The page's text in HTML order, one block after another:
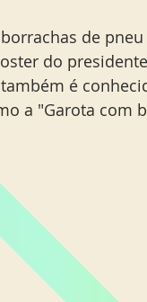
de
do
é
a "Garota com